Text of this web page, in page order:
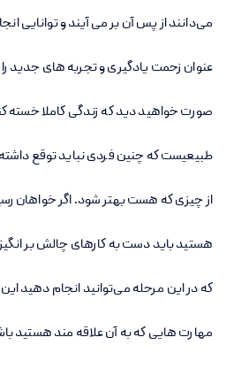
می‌دانند از پس آن بر می آیند و توانایی
عنوان زحمت یادگیری و تجربه های جدید
صورت خواهید دید که زندگی کاملا خسته
طبیعیست که چنین فردی نباید توقع
از چیزی که هست بهتر شود. اگر خواهان
هستید باید دست به کارهای چالش بر
که در این مرحله می‌توانید انجام دهید
مهارت هایی که به آن علاقه مند هستید